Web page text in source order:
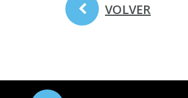
VOLVER